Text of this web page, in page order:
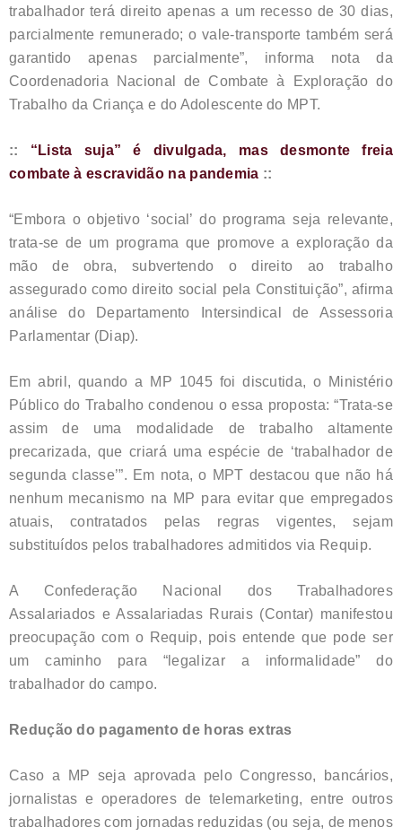
trabalhador terá direito apenas a um recesso de 30 dias,
parcialmente remunerado; o vale-transporte também será
garantido apenas parcialmente”, informa nota da
Coordenadoria Nacional de Combate à Exploração do
Trabalho da Criança e do Adolescente do MPT.
:: “Lista suja” é divulgada, mas desmonte freia
combate à escravidão na pandemia ::
“Embora o objetivo ‘social’ do programa seja relevante,
trata-se de um programa que promove a exploração da
mão de obra, subvertendo o direito ao trabalho
assegurado como direito social pela Constituição”, afirma
análise do Departamento Intersindical de Assessoria
Parlamentar (Diap).
Em abril, quando a MP 1045 foi discutida, o Ministério
Público do Trabalho condenou o essa proposta: “Trata-se
assim de uma modalidade de trabalho altamente
precarizada, que criará uma espécie de ‘trabalhador de
segunda classe’”. Em nota, o MPT destacou que não há
nenhum mecanismo na MP para evitar que empregados
atuais, contratados pelas regras vigentes, sejam
substituídos pelos trabalhadores admitidos via Requip.
A Confederação Nacional dos Trabalhadores
Assalariados e Assalariadas Rurais (Contar) manifestou
preocupação com o Requip, pois entende que pode ser
um caminho para “legalizar a informalidade” do
trabalhador do campo.
Redução do pagamento de horas extras
Caso a MP seja aprovada pelo Congresso, bancários,
jornalistas e operadores de telemarketing, entre outros
trabalhadores com jornadas reduzidas (ou seja, de menos